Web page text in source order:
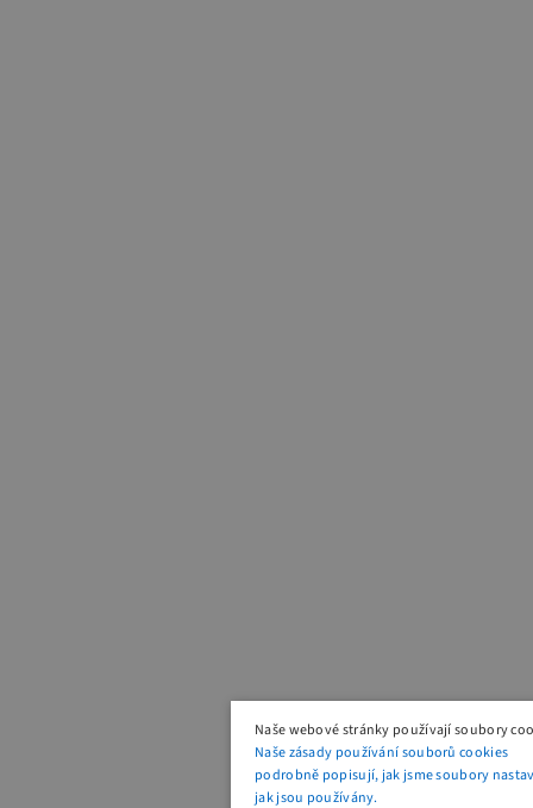
Naše webové stránky používají soubory
Naše zásady používání souborů cookies
podrobně popisují, jak jsme soubory
jak jsou používány.